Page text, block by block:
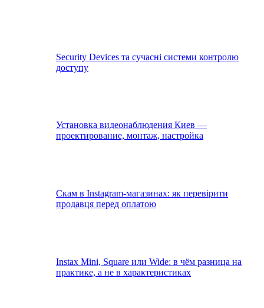
Security Devices та сучасні системи контролю
доступу
Установка видеонаблюдения Киев —
проектирование, монтаж, настройка
Скам в Instagram-магазинах: як перевірити
продавця перед оплатою
Instax Mini, Square или Wide: в чём разница на
практике, а не в характеристиках